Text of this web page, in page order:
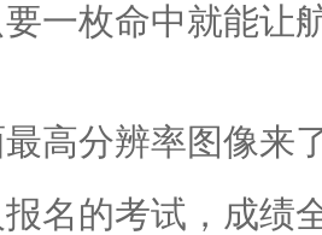
一枚命中就能让
高分辨率图像来
名的考试，成绩